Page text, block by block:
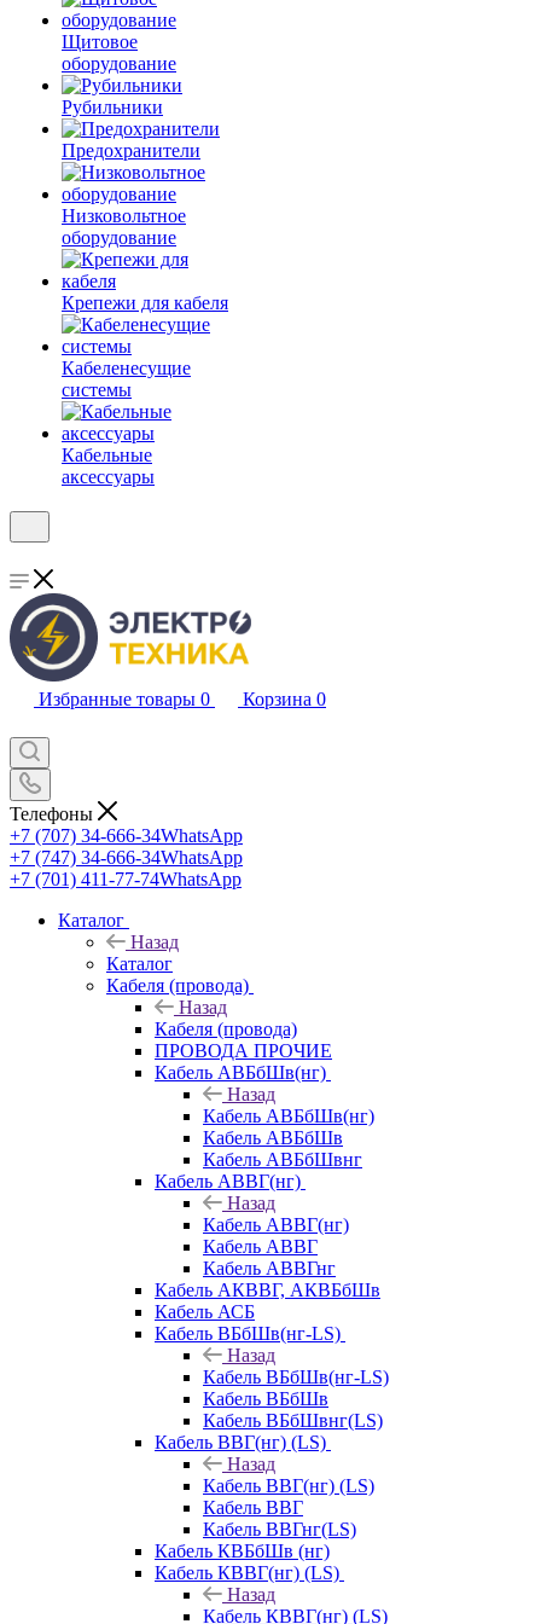
Щитовое
оборудование
Рубильники
Предохранители
Низковольтное
оборудование
Крепежи для кабеля
Кабеленесущие
системы
Кабельные
аксессуары
Избранные товары 0 Корзина 0
Телефоны
+7 (707) 34-666-34WhatsApp
+7 (747) 34-666-34WhatsApp
+7 (701) 411-77-74WhatsApp
Каталог
Назад
Каталог
Кабеля (провода)
Назад
Кабеля (провода)
ПРОВОДА ПРОЧИЕ
Кабель АВБбШв(нг)
Назад
Кабель АВБбШв(нг)
Кабель АВБбШв
Кабель АВБбШвнг
Кабель АВВГ(нг)
Назад
Кабель АВВГ(нг)
Кабель АВВГ
Кабель АВВГнг
Кабель АКВВГ, АКВБбШв
Кабель АСБ
Кабель ВБбШв(нг-LS)
Назад
Кабель ВБбШв(нг-LS)
Кабель ВБбШв
Кабель ВБбШвнг(LS)
Кабель ВВГ(нг) (LS)
Назад
Кабель ВВГ(нг) (LS)
Кабель ВВГ
Кабель ВВГнг(LS)
Кабель КВБбШв (нг)
Кабель КВВГ(нг) (LS)
Назад
Кабель КВВГ(нг) (LS)